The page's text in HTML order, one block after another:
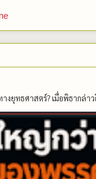
ยุทธศาสตร์? เมื่อพิธากล่าว